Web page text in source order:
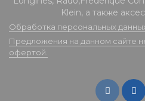
Klein, а также
Обработка персональных
Предложения на данном сайте
офертой.